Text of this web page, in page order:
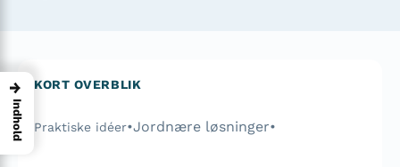
KORT OVERBLIK
Praktiske idéer•Jordnære løsninger•
→
Indhold